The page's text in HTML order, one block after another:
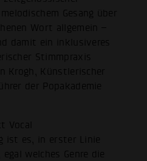
Gesang über
Wort allgemein –
damit ein inklusiveres
Stimmpraxis
Krogh, Künstlerischer
der Popakademie
Vocal
ist es, in erster Linie
welches Genre die